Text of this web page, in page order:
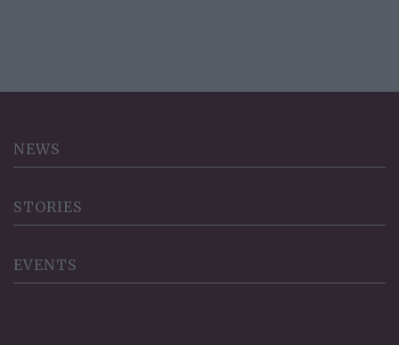
NEWS
STORIES
EVENTS